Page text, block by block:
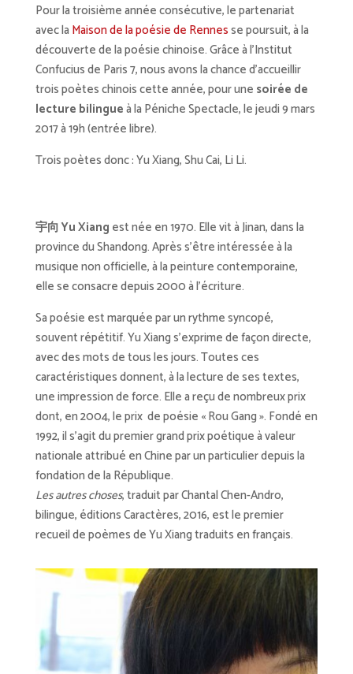
Pour la troisième année consécutive, le partenariat
avec la Maison de la poésie de Rennesse poursuit, à la
découverte de la poésie chinoise. Grâce à l’Institut
Confucius de Paris 7, nous avons la chance d’accueillir
trois poètes chinois cette année, pour une soirée de
lecture bilingueà la Péniche Spectacle, le jeudi 9 mars
2017 à 19h (entrée libre).
Trois poètes donc : Yu Xiang, Shu Cai, Li Li.
宇向 Yu Xiang est née en 1970. Elle vit à Jinan, dans la
province du Shandong. Après s’être intéressée à la
musique non officielle, à la peinture contemporaine,
elle se consacre depuis 2000 à l’écriture.
Sa poésie est marquée par un rythme syncopé,
souvent répétitif. Yu Xiang s’exprime de façon directe,
avec des mots de tous les jours. Toutes ces
caractéristiques donnent, à la lecture de ses textes,
une impression de force. Elle a reçu de nombreux prix
dont, en 2004, le prix de poésie « Rou Gang ». Fondé en
1992, il s’agit du premier grand prix poétique à valeur
nationale attribué en Chine par un particulier depuis la
fondation de la République.
Les autres choses, traduit par Chantal Chen-Andro,
bilingue, éditions Caractères, 2016, est le premier
recueil de poèmes de Yu Xiang traduits en français.